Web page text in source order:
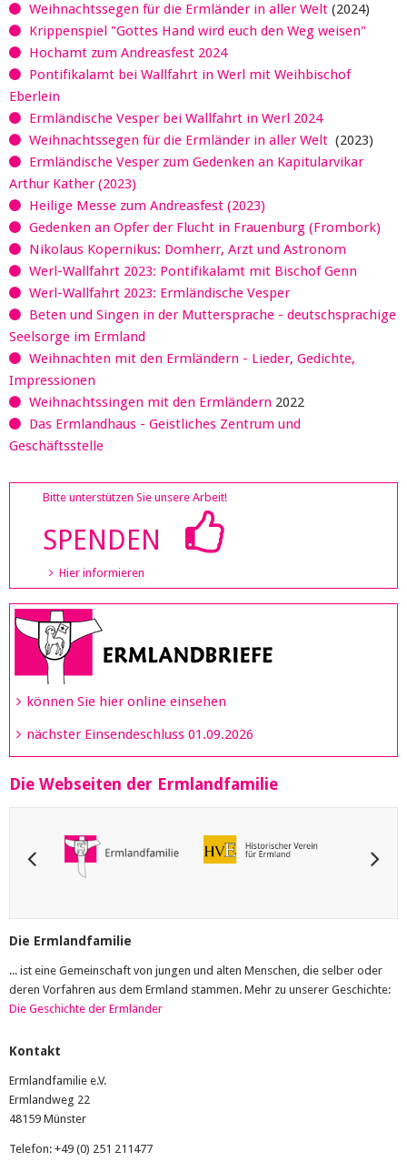
Weihnachtssegen für die Ermländer in aller Welt (2024)
Krippenspiel "Gottes Hand wird euch den Weg weisen"
Hochamt zum Andreasfest 2024
Pontifikalamt bei Wallfahrt in Werl mit Weihbischof
Eberlein
Ermländische Vesper bei Wallfahrt in Werl 2024
Weihnachtssegen für die Ermländer in aller Welt (2023)
Ermländische Vesper zum Gedenken an Kapitularvikar
Arthur Kather (2023)
Heilige Messe zum Andreasfest (2023)
Gedenken an Opfer der Flucht in Frauenburg (Frombork)
Nikolaus Kopernikus: Domherr, Arzt und Astronom
Werl-Wallfahrt 2023: Pontifikalamt mit Bischof Genn
Werl-Wallfahrt 2023: Ermländische Vesper
Beten und Singen in der Muttersprache - deutschsprachige
Seelsorge im Ermland
Weihnachten mit den Ermländern - Lieder, Gedichte,
Impressionen
Weihnachtssingen mit den Ermländern 2022
Das Ermlandhaus - Geistliches Zentrum und
Geschäftsstelle
Bitte unterstützen Sie unsere Arbeit!
SPENDEN
Hier informieren
können Sie hier online einsehen
nächster Einsendeschluss 01.09.2026
Die Webseiten der Ermlandfamilie
Die Ermlandfamilie
... ist eine Gemeinschaft von jungen und alten Menschen, die selber oder
deren Vorfahren aus dem Ermland stammen. Mehr zu unserer Geschichte:
Die Geschichte der Ermländer
Kontakt
Ermlandfamilie e.V.
Ermlandweg 22
48159 Münster
Telefon: +49 (0) 251 211477